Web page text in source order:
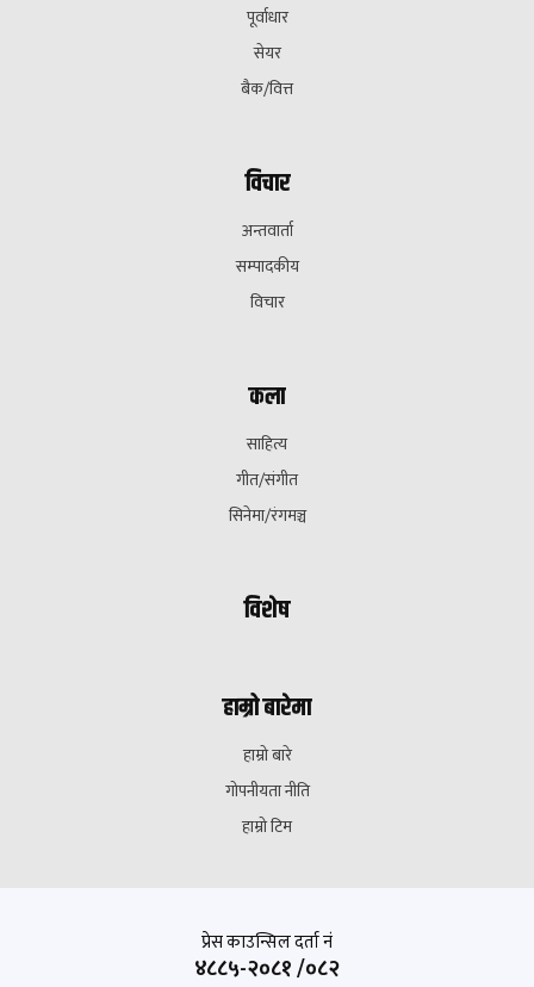
पूर्वाधार
सेयर
बैक/वित्त
विचार
अन्तवार्ता
सम्पादकीय
विचार
कला
साहित्य
गीत/संगीत
सिनेमा/रंगमञ्च
विशेष
हाम्रो बारेमा
हाम्रो बारे
गोपनीयता नीति
हाम्रो टिम
प्रेस काउन्सिल दर्ता नं
४८८५-२०८१ /०८२